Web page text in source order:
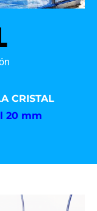
CRISTAL
20 mm